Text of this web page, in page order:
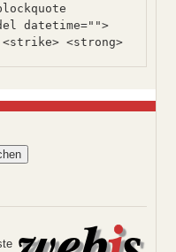
datetime="">
<strong>